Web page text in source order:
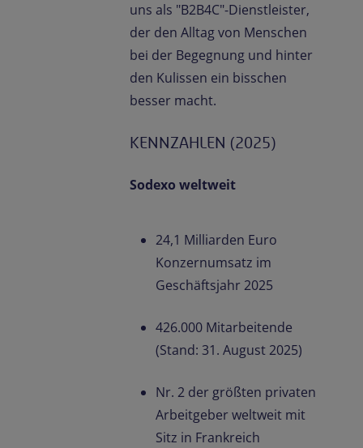
uns als "B2B4C"-Dienstleister,
der den Alltag von Menschen
bei der Begegnung und hinter
den Kulissen ein bisschen
besser macht.
KENNZAHLEN (2025)
Sodexo weltweit
24,1 Milliarden Euro
Konzernumsatz im
Geschäftsjahr 2025
426.000 Mitarbeitende
(Stand: 31. August 2025)
Nr. 2 der größten privaten
Arbeitgeber weltweit mit
Sitz in Frankreich